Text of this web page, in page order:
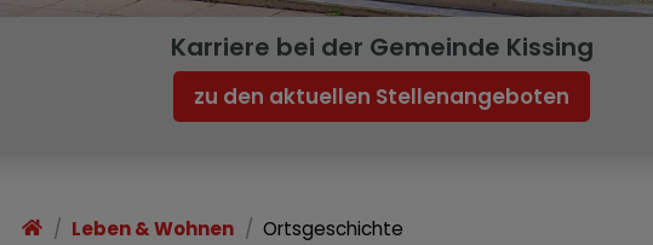
Karriere bei der Gemeinde Kissing
zu den aktuellen Stellenangeboten
Leben & Wohnen Ortsgeschichte